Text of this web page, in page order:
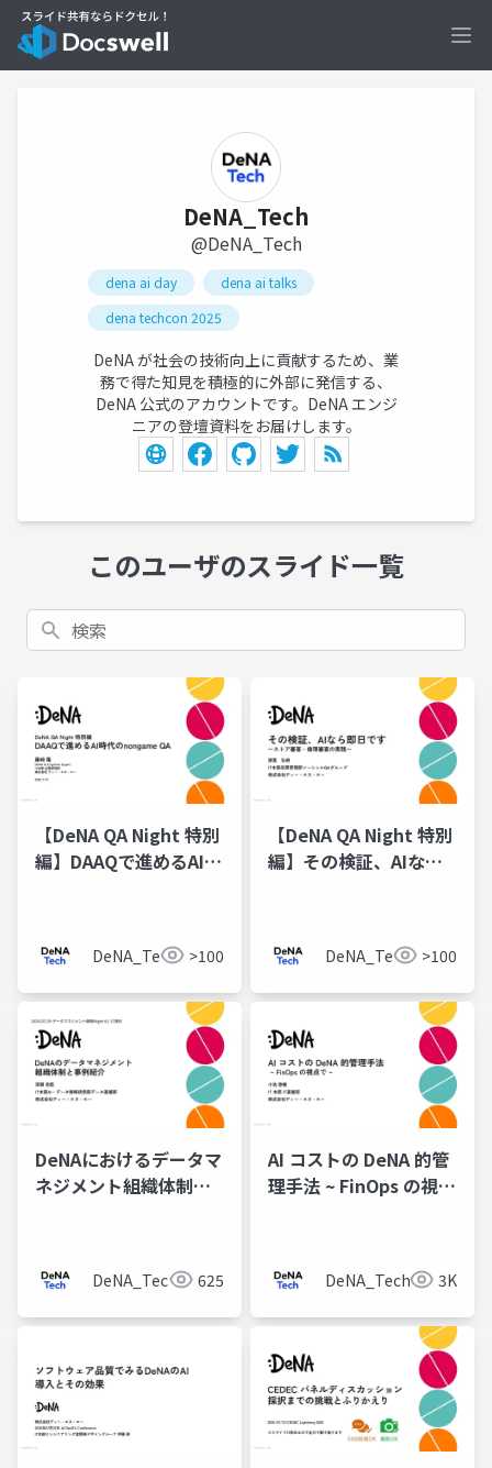
DeNA_Tech
@DeNA_Tech
dena ai day
dena ai talks
dena techcon 2025
DeNA が社会の技術向上に貢献するため、業
務で得た知見を積極的に外部に発信する、
DeNA 公式のアカウントです。DeNA エンジ
ニアの登壇資料をお届けします。
このユーザのスライド一覧
検索
【DeNA QA Night 特別
編】DAAQで進めるAI時
DeNA_Tech >100
【DeNA QA Night 特別
編】その検証、AIなら
DeNA_Tech >100
DeNAにおけるデータマ
ネジメント組織体制と
DeNA_Tech 625
AI コストの DeNA 的管
理手法 ~ FinOps の視点
DeNA_Tech 3K